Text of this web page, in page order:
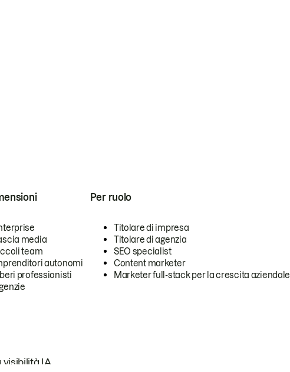
media
team
autonomi
professionisti
Per ruolo
Titolare di impresa
Titolare di agenzia
SEO specialist
Content marketer
Marketer full-stack per la crescita aziendale
IA.